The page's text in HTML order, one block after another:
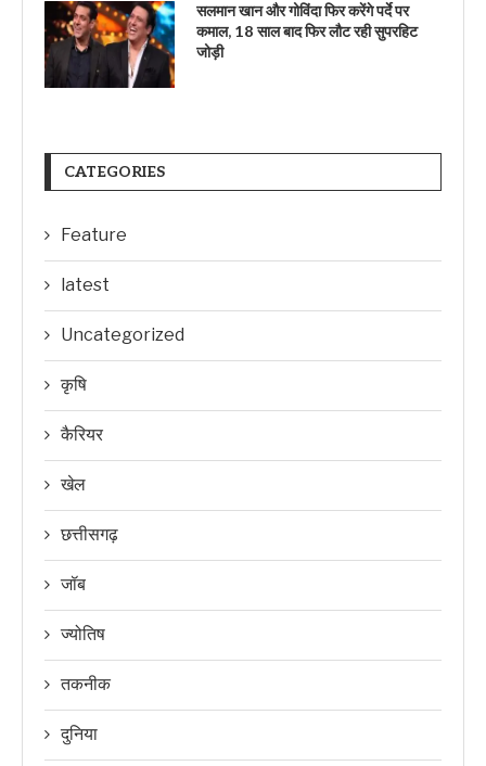
सलमान खान और गोविंदा फिर करेंगे पर्दे पर
कमाल, 18 साल बाद फिर लौट रही सुपरहिट
जोड़ी
CATEGORIES
Feature
latest
Uncategorized
कृषि
कैरियर
खेल
छत्तीसगढ़
जॉब
ज्योतिष
तकनीक
दुनिया